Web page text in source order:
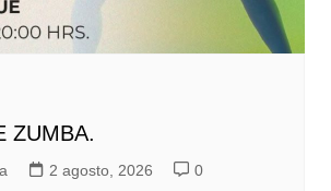
ZUMBA.
2 agosto, 2026 0